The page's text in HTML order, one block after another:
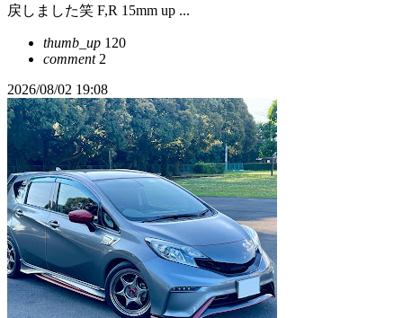
戻しました笑 F,R 15mm up ...
thumb_up 120
comment2
2026/08/02 19:08